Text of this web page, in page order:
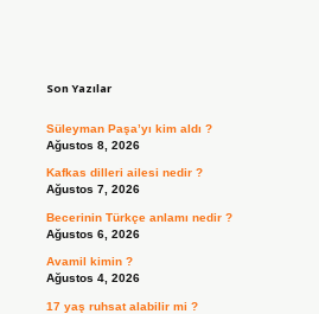
Son Yazılar
Süleyman Paşa’yı kim aldı ?
Ağustos 8, 2026
Kafkas dilleri ailesi nedir ?
Ağustos 7, 2026
Becerinin Türkçe anlamı nedir ?
Ağustos 6, 2026
Avamil kimin ?
Ağustos 4, 2026
17 yaş ruhsat alabilir mi ?